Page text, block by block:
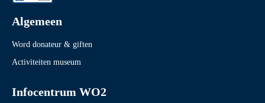
Algemeen
Word donateur & giften
Activiteiten museum
Infocentrum WO2